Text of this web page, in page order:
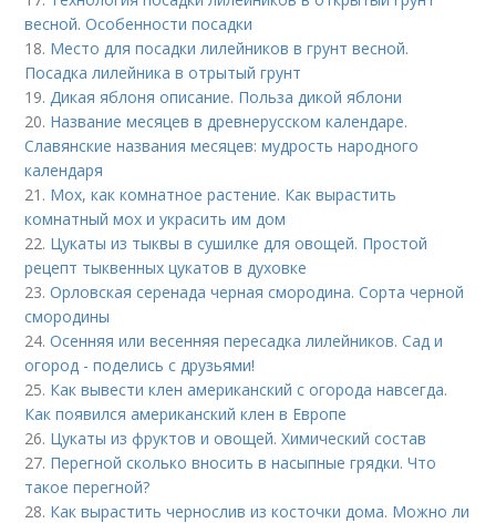
весной. Особенности посадки
18. Место для посадки лилейников в грунт весной.
Посадка лилейника в отрытый грунт
19.Дикая яблоня описание. Польза дикой яблони
20. Название месяцев в древнерусском календаре.
Славянские названия месяцев: мудрость народного
календаря
21. Мох, как комнатное растение. Как вырастить
комнатный мох и украсить им дом
22. Цукаты из тыквы в сушилке для овощей. Простой
рецепт тыквенных цукатов в духовке
23.Орловская серенада черная смородина. Сорта черной
смородины
24.Осенняя или весенняя пересадка лилейников. Сад и
огород - поделись с друзьями!
25. Как вывести клен американский с огорода навсегда.
Как появился американский клен в Европе
26. Цукаты из фруктов и овощей. Химический состав
27. Перегной сколько вносить в насыпные грядки. Что
такое перегной?
28. Как вырастить чернослив из косточки дома. Можно ли